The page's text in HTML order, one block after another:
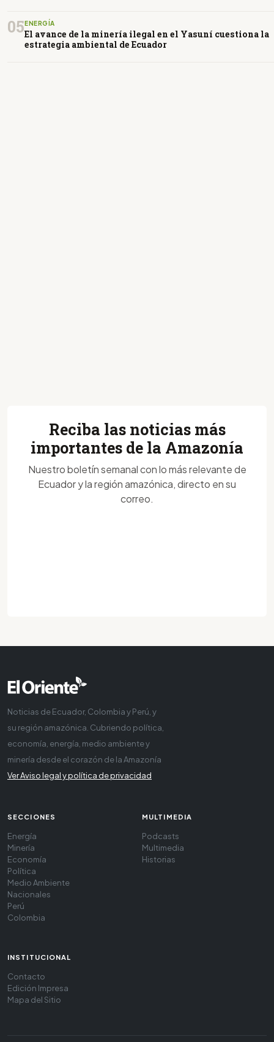
05ENERGÍA
El avance de la minería ilegal en el Yasuní cuestiona la
estrategia ambiental de Ecuador
Reciba las noticias más
importantes de la Amazonía
Nuestro boletín semanal con lo más relevante de
Ecuador y la región amazónica, directo en su
correo.
Noticias de Ecuador, Colombia y Perú, y
su región amazónica. Cubriendo política,
economía, energía, medio ambiente y
minería desde el corazón de la Amazonía
Ver Aviso legal y política de privacidad
SECCIONES
Energía
Minería
Economía
Política
Medio Ambiente
Nacionales
Perú
Colombia
MULTIMEDIA
Podcasts
Multimedia
Historias
INSTITUCIONAL
Contacto
Edición Impresa
Mapa del Sitio